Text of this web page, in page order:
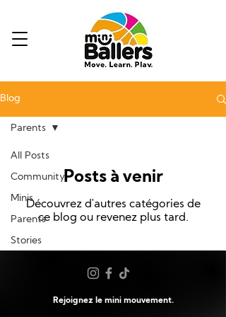
Blog
All Posts
Community
Minis
Parents
Stories
Parents
Posts à venir
Découvrez d'autres catégories de
ce blog ou revenez plus tard.
Rejoignez le mini mouvement.